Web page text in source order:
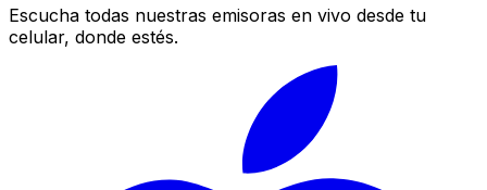
Escucha todas nuestras emisoras en vivo desde tu
celular, donde estés.